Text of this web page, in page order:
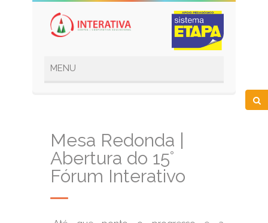
Mesa Redonda |
Abertura do 15°
Fórum Interativo